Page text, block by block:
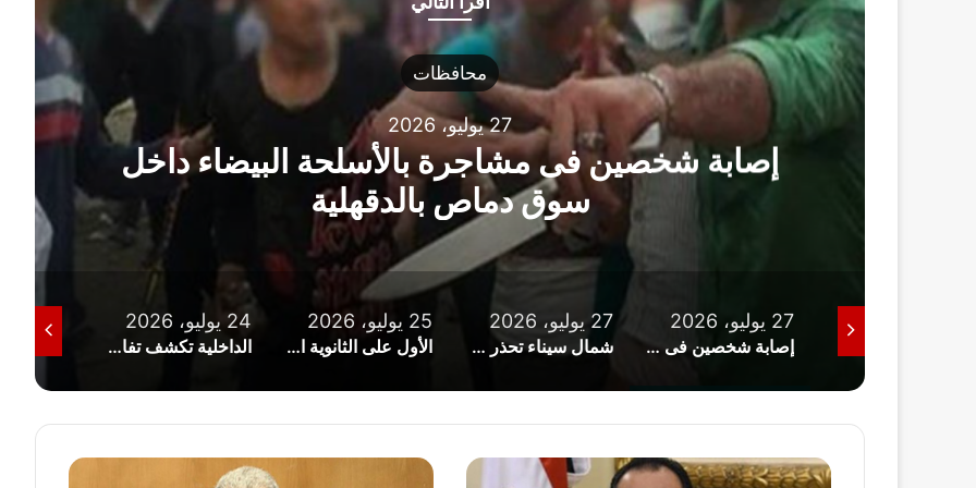
البيضاء داخل
محافظات
شمال سيناء تحذر من نزول البحر الأبيض
وتوضح خطورة الأمواج
إصابة شخصين فى مشاجرة بالأسلحة البيضاء داخل سوق دماص بالدقهلية
27 يوليو، 2026
شمال سيناء تحذر من نزول البحر الأبيض المتوسط وتوضح خطورة الأمواج
25 يوليو، 2026
الأول على الثانوية الأزهرية من ذوى الهمم: تلقيت اتصالا من شيخ الأزهر
24 يوليو، 2026
الداخلية تكشف تفاصيل واقعتي التعدي على كلب بالغربية ومشاجرة بالدقهلية
23 يوليو، 2026
محافظ
قرارات